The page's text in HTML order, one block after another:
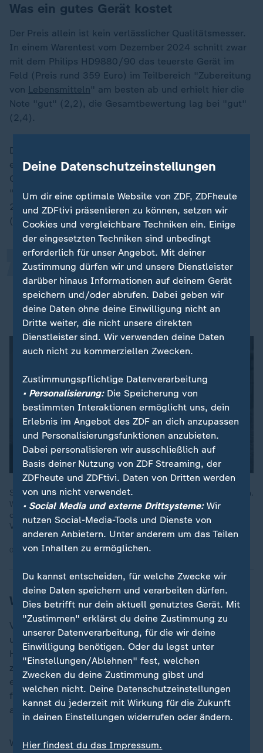
Was ein gutes Gerät kostet
Der Preis allein ist kein verlässlicher Qualitätsmesser.
In einem Warentest vom Dezember 2024 schnitt zwar
mit dem Philips HD9880/90 das teuerste Gerät im
Feld (Preis rund 359 Euro) im Teilbereich "Zubereitung
von Lebensmitteln" am besten ab und erhielt hier die
Note "gut" (2,2), die Gesamtbewertung lag bei "gut"
(2,4).
Die beiden günstigsten Modelle im Test schnitten
ebenfalls insgesamt gut ab. So erreichte der Cosori
CP158-AF für rund 103 Euro ein Gesamturteil von
"gut" (2,3), während der Russell Hobbs SatisFry Air
26510-56 für etwa 94 Euro mit der Gesamtnote "gut"
(2,5) bewertet wurde. Gemmels Fazit:
Ein hohes Preisschild garantiert
nicht unbedingt die beste Leistung.
„
Marius Gemmel, Stiftung Warentest
Schneidebretter in der Küche können Bakterienschleudern sein.
Welches Material eignet sich am besten und wie lassen sich
die Bretter effektiv reinigen? Holz, Kunststoff und Glas im
Vergleich.
07.08.2025 | 6:24 min
Worauf Sie beim Kauf achten sollten
Verbraucherschützerin Anja Schwengel-Exner rät,
unabhängig vom Preis die Sicherheitsdetails und
Hinweise zur Nutzung im Alltag ernst zu nehmen. Dazu
zähle etwa das GS-Zeichen ("Geprüfte Sicherheit"),
ein nach deutschem Recht gesetzlich geregeltes und
freiwilliges Gütesiegel. Das Prüfzeichen ist weltweit
anerkannt.
Wichtig seien außerdem ein Überhitzungsschutz und
Deine Datenschutzeinstellungen
Um dir eine optimale Website von ZDF, ZDFheute
und ZDFtivi präsentieren zu können, setzen wir
Cookies und vergleichbare Techniken ein. Einige
der eingesetzten Techniken sind unbedingt
erforderlich für unser Angebot. Mit deiner
Zustimmung dürfen wir und unsere Dienstleister
darüber hinaus Informationen auf deinem Gerät
speichern und/oder abrufen. Dabei geben wir
deine Daten ohne deine Einwilligung nicht an
Dritte weiter, die nicht unsere direkten
Dienstleister sind. Wir verwenden deine Daten
auch nicht zu kommerziellen Zwecken.
Zustimmungspflichtige Datenverarbeitung
• Personalisierung:Die Speicherung von
bestimmten Interaktionen ermöglicht uns, dein
Erlebnis im Angebot des ZDF an dich anzupassen
und Personalisierungsfunktionen anzubieten.
Dabei personalisieren wir ausschließlich auf
Basis deiner Nutzung von ZDF Streaming, der
ZDFheute und ZDFtivi. Daten von Dritten werden
von uns nicht verwendet.
• Social Media und externe Drittsysteme:Wir
nutzen Social-Media-Tools und Dienste von
anderen Anbietern. Unter anderem um das Teilen
von Inhalten zu ermöglichen.
Du kannst entscheiden, für welche Zwecke wir
deine Daten speichern und verarbeiten dürfen.
Dies betrifft nur dein aktuell genutztes Gerät. Mit
"Zustimmen" erklärst du deine Zustimmung zu
unserer Datenverarbeitung, für die wir deine
Einwilligung benötigen. Oder du legst unter
"Einstellungen/Ablehnen" fest, welchen
Zwecken du deine Zustimmung gibst und
welchen nicht. Deine Datenschutzeinstellungen
kannst du jederzeit mit Wirkung für die Zukunft
in deinen Einstellungen widerrufen oder ändern.
Hier findest du das Impressum.